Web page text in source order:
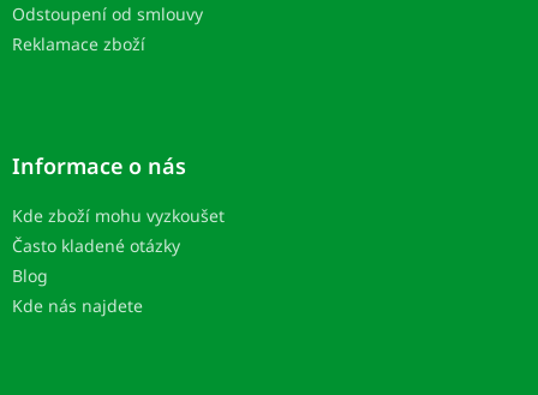
Odstoupení od smlouvy
Reklamace zboží
Informace o nás
Kde zboží mohu vyzkoušet
Často kladené otázky
Blog
Kde nás najdete